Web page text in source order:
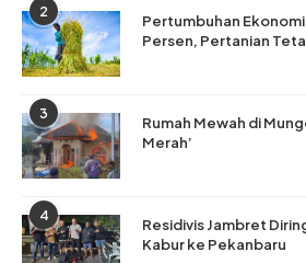
2
Pertumbuhan
Persen, Pertanian
3
Rumah Mewah di
Merah’
4
Residivis Jambret
Kabur ke Pekanbaru